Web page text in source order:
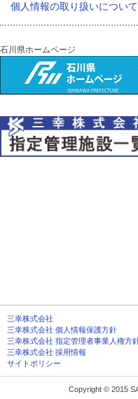
個人情報の取り扱いについて
石川県ホームページ